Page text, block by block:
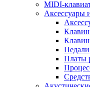
MIDI-
Аксессуары
Педали
Платы